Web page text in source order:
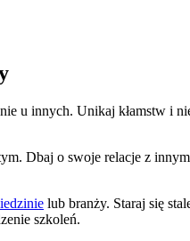
u innych. Unikaj kłamstw i
Dbaj o swoje relacje z
lub branży. Staraj się
szkoleń.